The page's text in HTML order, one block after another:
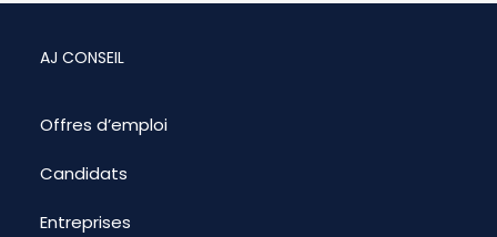
AJ CONSEIL
Offres d’emploi
Candidats
Entreprises